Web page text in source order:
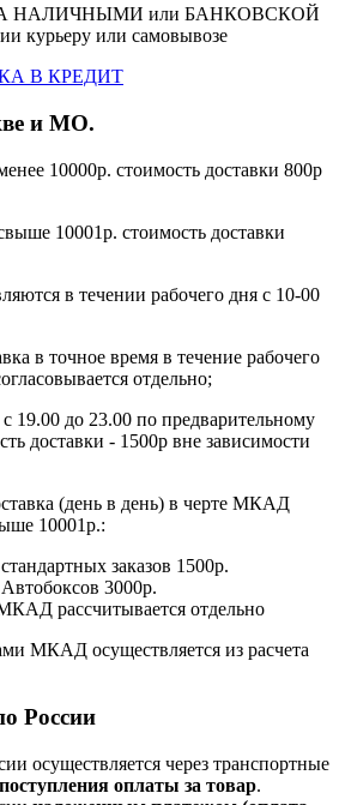
НАЛИЧНЫМИ или БАНКОВСКОЙ
курьеру или самовывозе
В КРЕДИТ
и МО.
10000р. стоимость доставки 800р
10001р. стоимость доставки
в течении рабочего дня с 10-00
в точное время в течение рабочего
отдельно;
19.00 до 23.00 по предварительному
доставки - 1500р вне зависимости
(день в день) в черте МКАД
10001р.:
заказов 1500р.
3000р.
рассчитывается отдельно
МКАД осуществляется из расчета
России
осуществляется через транспортные
оплаты за товар.